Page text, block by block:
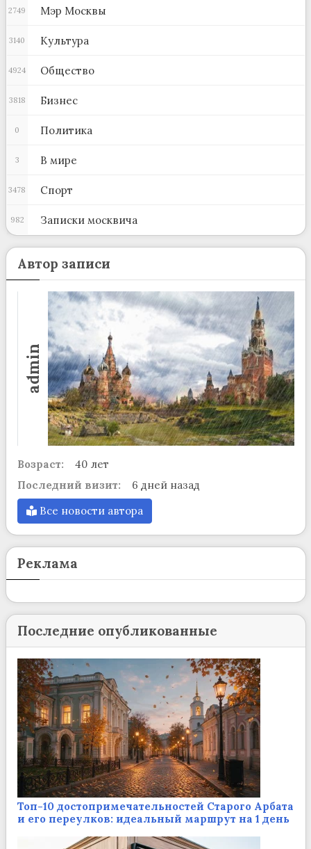
Мэр Москвы
2749
Культура
3140
Общество
4924
Бизнес
3818
Политика
0
В мире
3
Спорт
3478
Записки москвича
982
Автор записи
admin
Возраст:
40 лет
Последний визит:
6 дней назад
Все новости автора
Реклама
Последние опубликованные
Топ-10 достопримечательностей Старого Арбата
и его переулков: идеальный маршрут на 1 день